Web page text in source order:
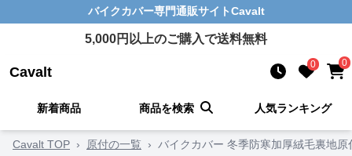
バイクカバー専門通販サイトCavalt
5,000円以上のご購入で送料無料
Cavalt 0 0
新着商品 商品を検索 人気ランキング
Cavalt TOP › 原付の一覧 › バイクカバー 冬季防寒加厚絨毛裏地原